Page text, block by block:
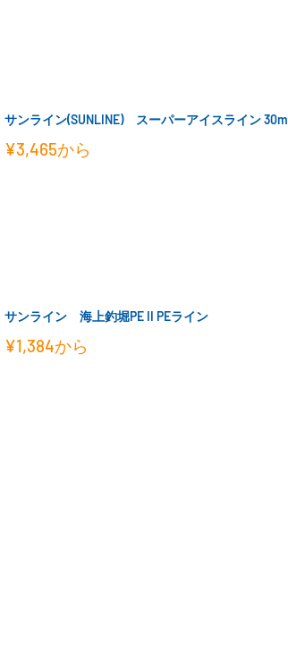
サンライン(SUNLINE) スーパーアイスライン 30m
販
¥3,465から
サンライン 海上釣堀PE II PEライン
販
¥1,384から